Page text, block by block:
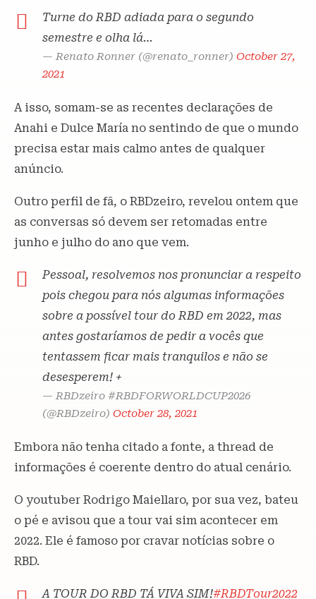
Turne do RBD adiada para o segundo
semestre e olha lá…
— Renato Ronner (@renato_ronner) October 27,
2021
A isso, somam-se as recentes declarações de
Anahi e Dulce María no sentindo de que o mundo
precisa estar mais calmo antes de qualquer
anúncio.
Outro perfil de fã, o RBDzeiro, revelou ontem que
as conversas só devem ser retomadas entre
junho e julho do ano que vem.
Pessoal, resolvemos nos pronunciar a respeito
pois chegou para nós algumas informações
sobre a possível tour do RBD em 2022, mas
antes gostaríamos de pedir a vocês que
tentassem ficar mais tranquilos e não se
desesperem! +
— RBDzeiro #RBDFORWORLDCUP2026
(@RBDzeiro) October 28, 2021
Embora não tenha citado a fonte, a thread de
informações é coerente dentro do atual cenário.
O youtuber Rodrigo Maiellaro, por sua vez, bateu
o pé e avisou que a tour vai sim acontecer em
2022. Ele é famoso por cravar notícias sobre o
RBD.
A TOUR DO RBD TÁ VIVA SIM!#RBDTour2022